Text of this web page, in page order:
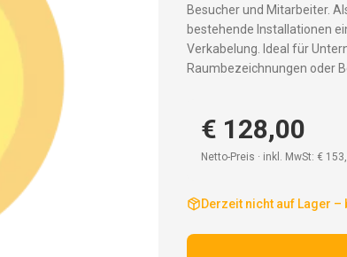
Besucher und Mitarbeiter.
bestehende Installationen
Verkabelung. Ideal für
Raumbezeichnungen oder
€ 128,00
Netto-Preis · inkl. MwSt: €
Derzeit nicht auf Lager –